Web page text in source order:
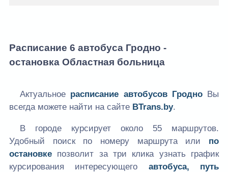
Расписание 6 автобуса Гродно -
остановка Областная больница
Актуальное расписание автобусов ГродноВы
всегда можете найти на сайте BTrans.by.
В городе курсирует около 55 маршрутов.
Удобный поиск по номеру маршрута или по
остановке позволит за три клика узнать график
курсирования интересующего автобуса, путь